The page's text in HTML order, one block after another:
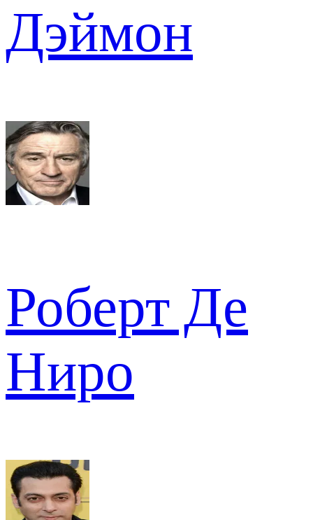
Дэймон
Роберт Де
Ниро